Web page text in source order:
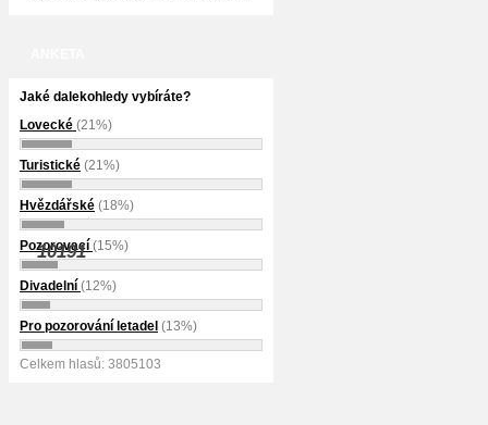
Jaké dalekohledy vybíráte?
Lovecké (21%)
Turistické (21%)
Hvězdářské (18%)
Pozorovací (15%)
Divadelní (12%)
Pro pozorování letadel (13%)
Celkem hlasů: 3805103
10191